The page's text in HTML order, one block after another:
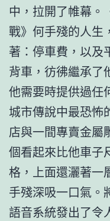
中，拉開了帷幕。
戰》何手殘的人生
著：停車費，以及
背車，彷彿繼承了
他需要時提供過任
城市傳說中最恐怖
店與一間專賣金屬
個看起來比他車子
格，上面還灑著一
手殘深吸一口氣。
語音系統發出了令